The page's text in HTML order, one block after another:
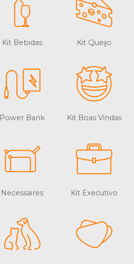
Kit Bebidas Kit Queijo
Power Bank Kit Boas Vindas
Necessaires Kit Executivo